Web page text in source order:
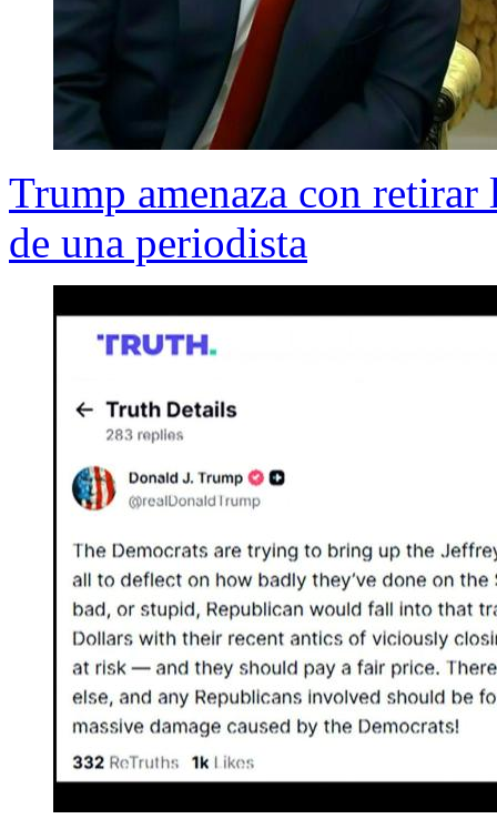
Trump amenaza con
de una periodista